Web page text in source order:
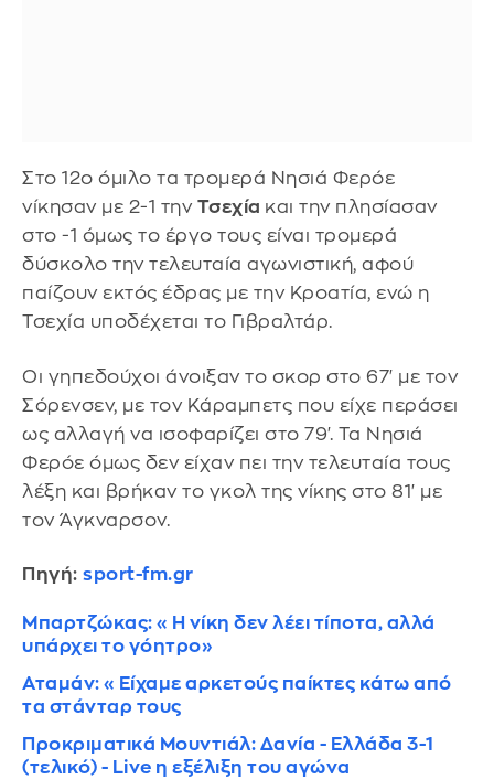
Στο 12ο όμιλο τα τρομερά Νησιά Φερόε
νίκησαν με 2-1 την Τσεχία και την πλησίασαν
στο -1 όμως το έργο τους είναι τρομερά
δύσκολο την τελευταία αγωνιστική, αφού
παίζουν εκτός έδρας με την Κροατία, ενώ η
Τσεχία υποδέχεται το Γιβραλτάρ.
Οι γηπεδούχοι άνοιξαν το σκορ στο 67' με τον
Σόρενσεν, με τον Κάραμπετς που είχε περάσει
ως αλλαγή να ισοφαρίζει στο 79'. Τα Νησιά
Φερόε όμως δεν είχαν πει την τελευταία τους
λέξη και βρήκαν το γκολ της νίκης στο 81' με
τον Άγκναρσον.
Πηγή: sport-fm.gr
Μπαρτζώκας: «Η νίκη δεν λέει τίποτα, αλλά
υπάρχει το γόητρο»
Αταμάν: «Είχαμε αρκετούς παίκτες κάτω από
τα στάνταρ τους
Προκριματικά Μουντιάλ: Δανία - Ελλάδα 3-1
(τελικό) - Live η εξέλιξη του αγώνα